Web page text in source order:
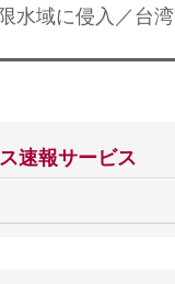
水域に侵入／台湾
速報サービス